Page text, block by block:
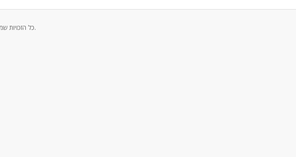
זכויות יוצרים © 2026 HP1 Networks כל הזכויות שמורות.